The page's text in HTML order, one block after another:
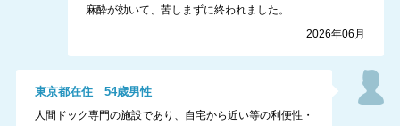
麻酔が効いて、苦しまずに終われました。
2026年06月
東京都在住 54歳男性
人間ドック専門の施設であり、自宅から近い等の利便性・